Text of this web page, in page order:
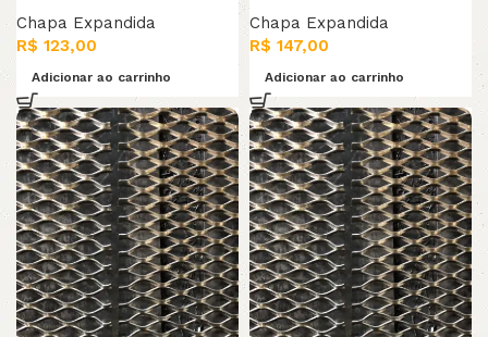
Chapa Expandida
R$ 123,00
Adicionar ao carrinho
Chapa Expandida
R$ 147,00
Adicionar ao carrinho